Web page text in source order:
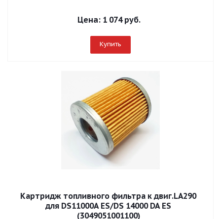
Цена: 1 074 руб.
Купить
Картридж топливного фильтра к двиг.LA290
для DS11000A ES/DS 14000 DA ES
(3049051001100)